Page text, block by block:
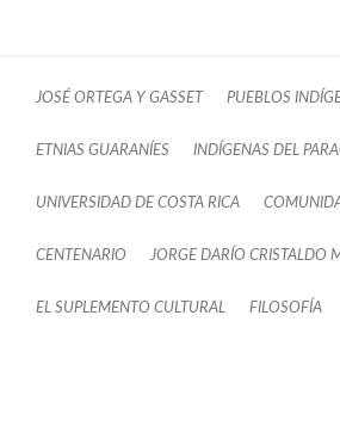
JOSÉ ORTEGA Y GASSET PUEBLOS
ETNIAS GUARANÍES INDÍGENAS DEL
UNIVERSIDAD DE COSTA RICA
CENTENARIO JORGE DARÍO CRISTALDO
EL SUPLEMENTO CULTURAL FILOSOFÍA